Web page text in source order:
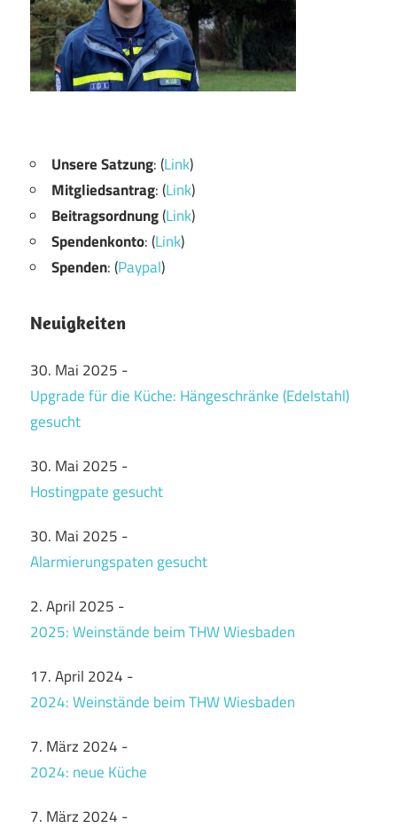
Unsere Satzung: (Link)
Mitgliedsantrag: (Link)
Beitragsordnung(Link)
Spendenkonto: (Link)
Spenden: (Paypal)
Neuigkeiten
30. Mai 2025 -
Upgrade für die Küche: Hängeschränke (Edelstahl)
gesucht
30. Mai 2025 -
Hostingpate gesucht
30. Mai 2025 -
Alarmierungspaten gesucht
2. April 2025 -
2025: Weinstände beim THW Wiesbaden
17. April 2024 -
2024: Weinstände beim THW Wiesbaden
7. März 2024 -
2024: neue Küche
7. März 2024 -